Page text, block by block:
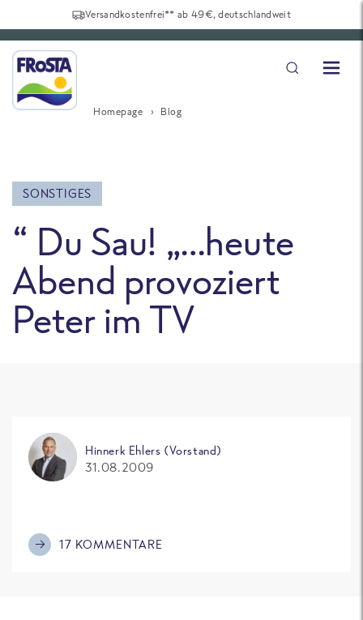
Versandkostenfrei** ab 49€, deutschlandweit
Homepage Blog
SONSTIGES
“ Du Sau! „…heute
Abend provoziert
Peter im TV
Hinnerk Ehlers (Vorstand)
31.08.2009
17 KOMMENTARE